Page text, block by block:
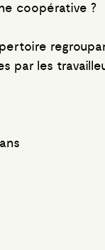
coopérative ?
par les